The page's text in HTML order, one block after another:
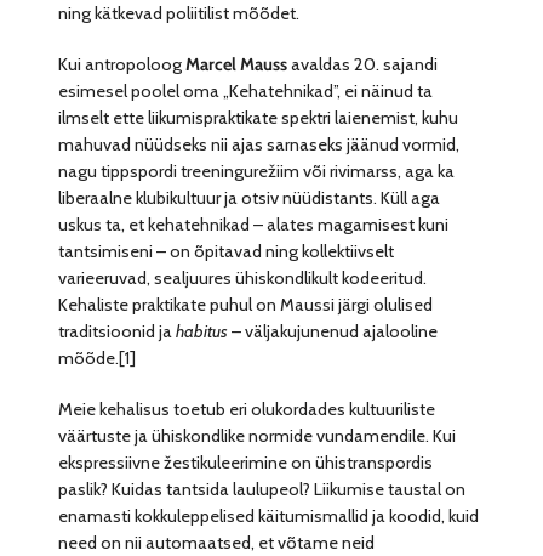
ning kätkevad poliitilist mõõdet.
Kui antropoloogMarcel Maussavaldas 20. sajandi
esimesel poolel oma „Kehatehnikad”, ei näinud ta
ilmselt ette liikumispraktikate spektri laienemist, kuhu
mahuvad nüüdseks nii ajas sarnaseks jäänud vormid,
nagu tippspordi treeningurežiim või rivimarss, aga ka
liberaalne klubikultuur ja otsiv nüüdistants. Küll aga
uskus ta, et kehatehnikad – alates magamisest kuni
tantsimiseni – on õpitavad ning kollektiivselt
varieeruvad, sealjuures ühiskondlikult kodeeritud.
Kehaliste praktikate puhul on Maussi järgi olulised
traditsioonid jahabitus– väljakujunenud ajalooline
mõõde.[1]
Meie kehalisus toetub eri olukordades kultuuriliste
väärtuste ja ühiskondlike normide vundamendile. Kui
ekspressiivne žestikuleerimine on ühistranspordis
paslik? Kuidas tantsida laulupeol? Liikumise taustal on
enamasti kokkuleppelised käitumismallid ja koodid, kuid
need on nii automaatsed, et võtame neid